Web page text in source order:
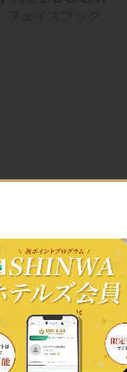
フェイスブック
宿泊予約